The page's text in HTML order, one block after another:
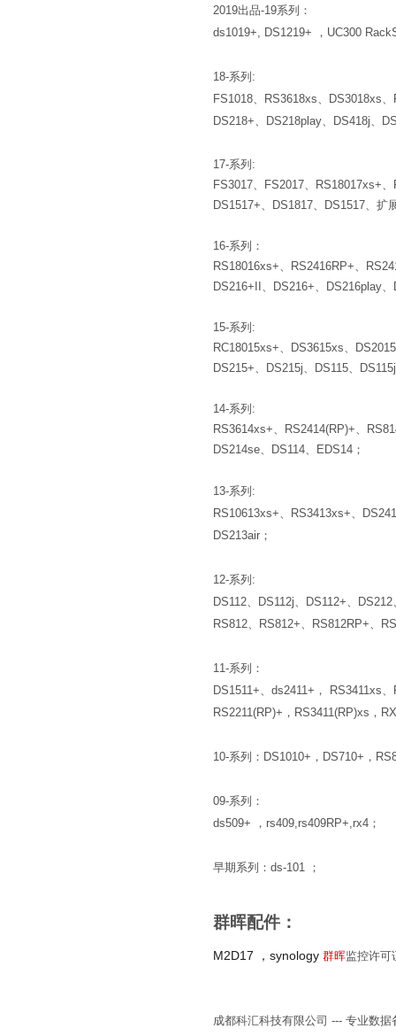
2019出品-19系列：
ds1019+, DS1219+ ，UC300
18-系列:
FS1018、RS3618xs、DS3018xs
DS218+、DS218play、DS418j、
17-系列:
FS3017、FS2017、RS18017xs+
DS1517+、DS1817、DS1517、扩
16-系列：
RS18016xs+、RS2416RP+、
DS216+II、DS216+、DS216play
15-系列:
RC18015xs+、DS3615xs、
DS215+、DS215j、DS115、
14-系列:
RS3614xs+、RS2414(RP)+、
DS214se、DS114、EDS14；
13-系列:
RS10613xs+、RS3413xs+、
DS213air；
12-系列:
DS112、DS112j、DS112+、
RS812、RS812+、RS812RP+、
11-系列：
DS1511+、ds2411+， RS3411xs
RS2211(RP)+，RS3411(RP)xs，
10-系列：DS1010+，DS710+，
09-系列：
ds509+ ，rs409,rs409RP+,rx4；
早期系列：ds-101 ；
群晖配件：
M2D17 ，synology 群晖监控许可
成都科汇科技有限公司 --- 专业数据